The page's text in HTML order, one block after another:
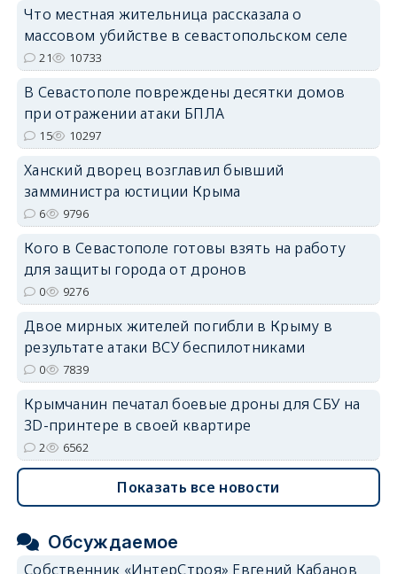
Что местная жительница рассказала о
массовом убийстве в севастопольском селе
21 10733
В Севастополе повреждены десятки домов
при отражении атаки БПЛА
15 10297
Ханский дворец возглавил бывший
замминистра юстиции Крыма
6 9796
Кого в Севастополе готовы взять на работу
для защиты города от дронов
0 9276
Двое мирных жителей погибли в Крыму в
результате атаки ВСУ беспилотниками
0 7839
Крымчанин печатал боевые дроны для СБУ на
3D-принтере в своей квартире
2 6562
Показать все новости
Обсуждаемое
Собственник «ИнтерСтроя» Евгений Кабанов